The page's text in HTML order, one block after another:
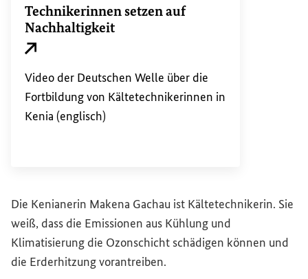
Technikerinnen setzen auf
Nachhaltigkeit
Video der Deutschen Welle über die
Fortbildung von Kältetechnikerinnen in
Kenia (englisch)
Die Kenianerin Makena Gachau ist Kältetechnikerin. Sie
weiß, dass die Emissionen aus Kühlung und
Klimatisierung die Ozonschicht schädigen können und
die Erderhitzung vorantreiben.